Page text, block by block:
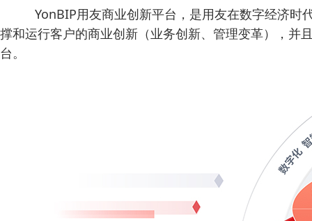
YonBIP用友商业创新平台，是用友在数字经济
撑和运行客户的商业创新（业务创新、管理变革），并
台。